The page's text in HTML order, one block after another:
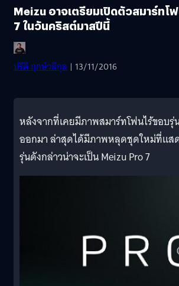
Meizu อาจเตรียมเปิดตัวสมาร์ทโ
7 ในวันคริสต์มาสปีนี้
ปรีดี ฤกษ์วลีกุล | 13/11/2016
หลังจากที่เคยมีภาพสมาร์ทโฟนไร้ขอบรุ่
ออกมา ล่าสุดได้มีภาพหลุดชุดใหม่ที่แส
รุ่นดังกล่าวน่าจะเป็น Meizu Pro 7